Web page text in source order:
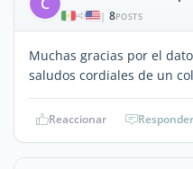
| 8POSTS
Muchas gracias por el
saludos cordiales de un
Reaccionar Responder